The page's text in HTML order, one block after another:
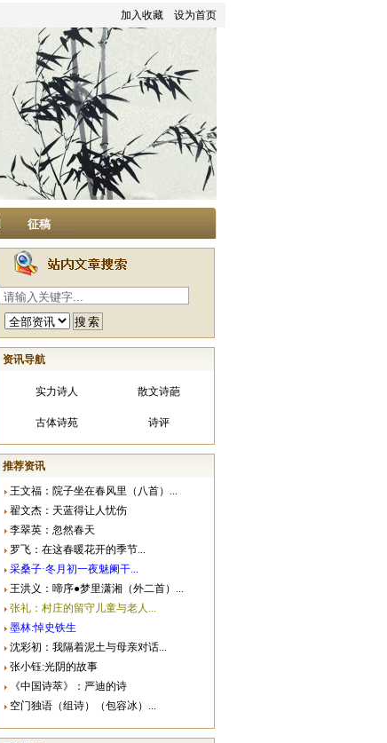
加入收藏 设为首页
征稿
资讯导航
实力诗人 散文诗葩
古体诗苑 诗评
推荐资讯
王文福：院子坐在春风里（八首）...
翟文杰：天蓝得让人忧伤
李翠英：忽然春天
罗飞：在这春暖花开的季节...
采桑子·冬月初一夜魅阑干...
王洪义：啼序●梦里潇湘（外二首）...
张礼：村庄的留守儿童与老人...
墨林:悼史铁生
沈彩初：我隔着泥土与母亲对话...
张小钰:光阴的故事
《中国诗萃》：严迪的诗
空门独语（组诗）（包容冰）...